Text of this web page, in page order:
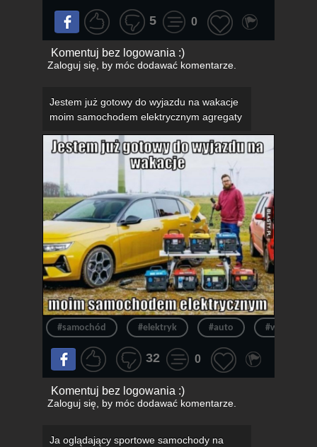
5 0
Komentuj bez logowania :)
Zaloguj się, by móc dodawać komentarze.
Jestem już gotowy do wyjazdu na wakacje
moim samochodem elektrycznym agregaty
#samochód #elektryk #auto #wyjazd
32 0
Komentuj bez logowania :)
Zaloguj się, by móc dodawać komentarze.
Ja oglądający sportowe samochody na